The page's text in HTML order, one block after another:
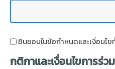
Untitled
ยินยอมในข้อกำหนดและเงื่อนไ
กติกาและเงื่อนไขการร่